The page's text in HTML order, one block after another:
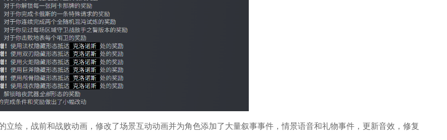
绘，战前和战败动画，修改了场景互动动画并为角色添加了大量叙事事件，情景语音和礼物事件，更新音效，修复